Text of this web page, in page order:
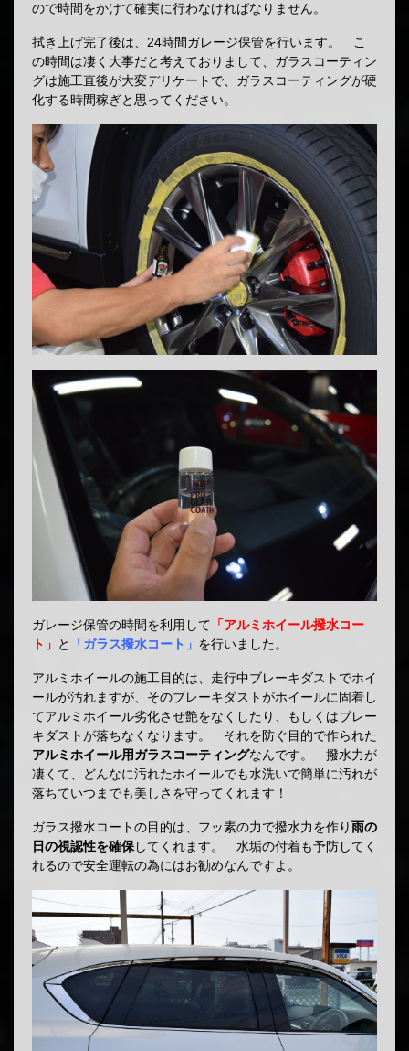
ので時間をかけて確実に行わなければなりません。
拭き上げ完了後は、24時間ガレージ保管を行います。 こ
の時間は凄く大事だと考えておりまして、ガラスコーティン
グは施工直後が大変デリケートで、ガラスコーティングが硬
化する時間稼ぎと思ってください。
ガレージ保管の時間を利用して 「アルミホイール撥水コー
ト」 と 「ガラス撥水コート」 を行いました。
アルミホイールの施工目的は、走行中ブレーキダストでホイ
ールが汚れますが、そのブレーキダストがホイールに固着し
てアルミホイール劣化させ艶をなくしたり、もしくはブレー
キダストが落ちなくなります。 それを防ぐ目的で作られた
アルミホイール用ガラスコーティングなんです。 撥水力が
凄くて、どんなに汚れたホイールでも水洗いで簡単に汚れが
落ちていつまでも美しさを守ってくれます！
ガラス撥水コートの目的は、フッ素の力で撥水力を作り雨の
日の視認性を確保してくれます。 水垢の付着も予防してく
れるので安全運転の為にはお勧めなんですよ。